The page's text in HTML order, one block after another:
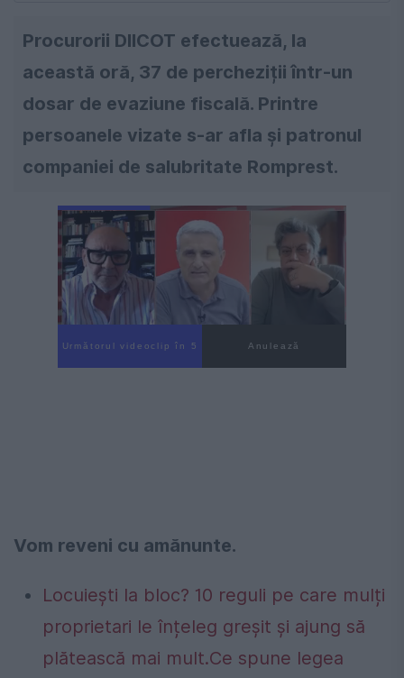
Procurorii DIICOT efectuează, la
această oră, 37 de percheziții într-un
dosar de evaziune fiscală. Printre
persoanele vizate s-ar afla și patronul
companiei de salubritate Romprest.
Următorul videoclip în 4 Anulează
Vom reveni cu amănunte.
Locuiești la bloc? 10 reguli pe care mulți
proprietari le înțeleg greșit și ajung să
plătească mai mult.Ce spune legea